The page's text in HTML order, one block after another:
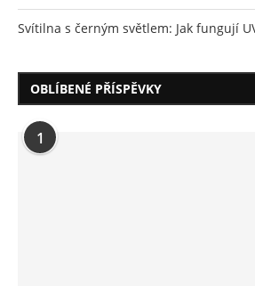
Svítilna s černým světlem: Jak fungují
OBLÍBENÉ PŘÍSPĚVKY
1